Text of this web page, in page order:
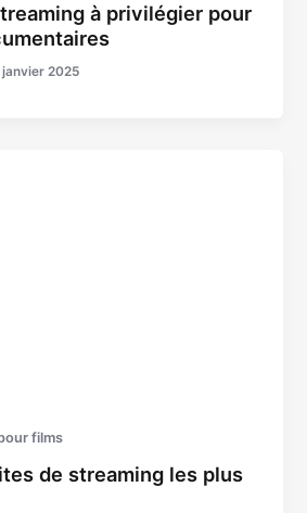
à privilégier pour
janvier 2025
films
de streaming les plus